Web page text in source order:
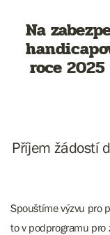
Na
roce
Příjem žádostí
Spouštíme výzvu pro
to v podprogramu pro